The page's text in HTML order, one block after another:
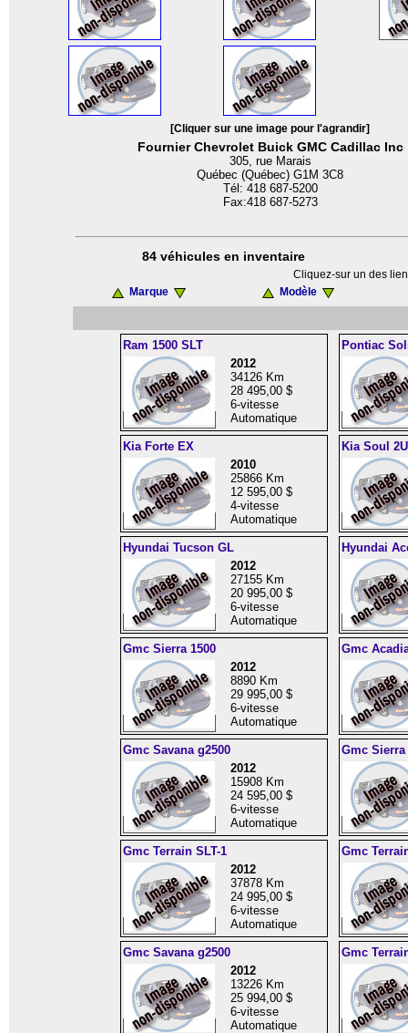
[Cliquer sur une image pour l'agrandir]
Fournier Chevrolet Buick GMC Cadillac Inc
305, rue Marais
Québec (Québec) G1M 3C8
Tél: 418 687-5200
Fax:418 687-5273
84 véhicules en inventaire
Cliquez-sur un des
Marque
Modèle
Ram 1500 SLT
2012
34126 Km
28 495,00 $
6-vitesse
Automatique
Pontiac
Kia Forte EX
2010
25866 Km
12 595,00 $
4-vitesse
Automatique
Kia Soul 2U
Hyundai Tucson GL
2012
27155 Km
20 995,00 $
6-vitesse
Automatique
Hyundai
Gmc Sierra 1500
2012
8890 Km
29 995,00 $
6-vitesse
Automatique
Gmc
Gmc Savana g2500
2012
15908 Km
24 595,00 $
6-vitesse
Automatique
Gmc Sierra
Gmc Terrain SLT-1
2012
37878 Km
24 995,00 $
6-vitesse
Automatique
Gmc
Gmc Savana g2500
2012
13226 Km
25 994,00 $
6-vitesse
Automatique
Gmc